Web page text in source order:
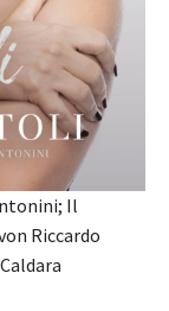
Il
Riccardo